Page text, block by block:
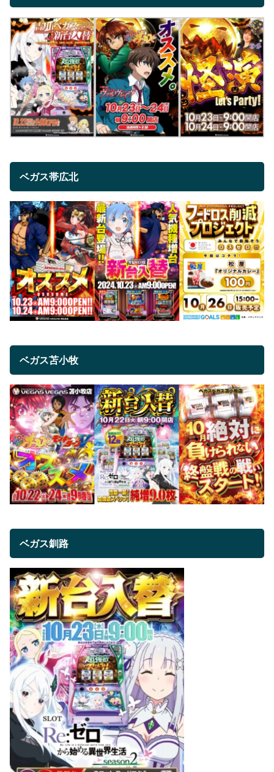
ベガス帯広北
ベガス苫小牧
ベガス釧路